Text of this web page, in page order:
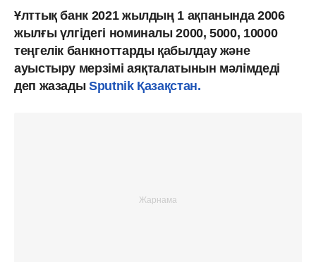
Ұлттық банк 2021 жылдың 1 ақпанында 2006
жылғы үлгідегі номиналы 2000, 5000, 10000
теңгелік банкноттарды қабылдау және
ауыстыру мерзімі аяқталатынын мәлімдеді
деп жазадыSputnik Қазақстан.